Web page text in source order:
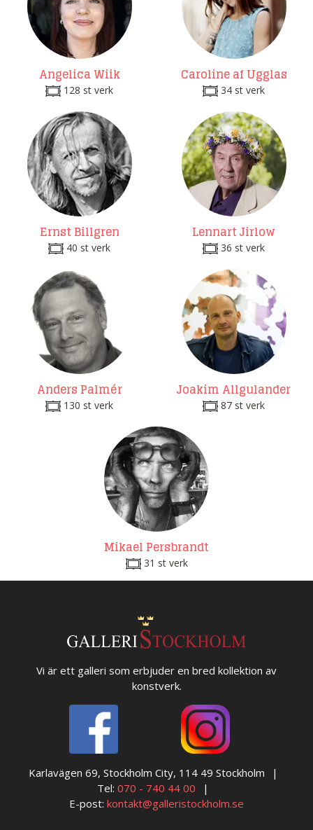
Angelica Wiik
128 st verk
Caroline af Ugglas
34 st verk
Ernst Billgren
40 st verk
Lennart Jirlow
36 st verk
Anders Palmér
130 st verk
Joakim Allgulander
87 st verk
Mikael Persbrandt
31 st verk
Vi är ett galleri som erbjuder en bred kollektion av
konstverk.
Karlavägen 69, Stockholm City, 114 49 Stockholm
Tel: 070 - 740 44 00
E-post: kontakt@galleristockholm.se